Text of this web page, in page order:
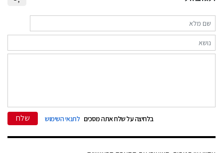
בלחיצה על שלח אתה מסכים לתנאי השימוש שלח